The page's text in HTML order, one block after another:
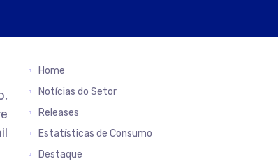
Home
Notícias do Setor
Releases
Estatísticas de Consumo
Destaque